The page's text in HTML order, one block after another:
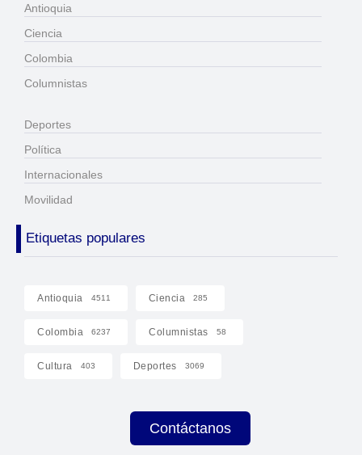
Antioquia
Ciencia
Colombia
Columnistas
Deportes
Política
Internacionales
Movilidad
Etiquetas populares
Antioquia 4511 Ciencia 285
Colombia 6237 Columnistas 58
Cultura 403 Deportes 3069
Contáctanos